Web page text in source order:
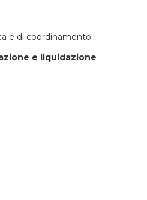
e di coordinamento
e liquidazione